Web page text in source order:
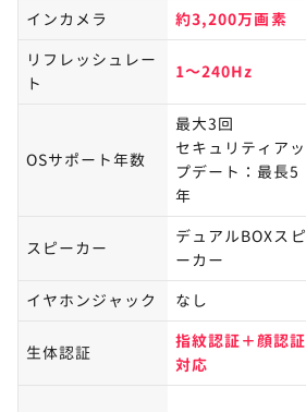
インカメラ
約3,200万画素​
リフレッシュレー
ト
1～240Hz
OSサポート年数
最大3回
セキュリティアッ
プデート：最長5
年
スピーカー
デュアルBOXスピ
ーカー
イヤホンジャック
なし
生体認証
指紋認証＋顔認証
対応​